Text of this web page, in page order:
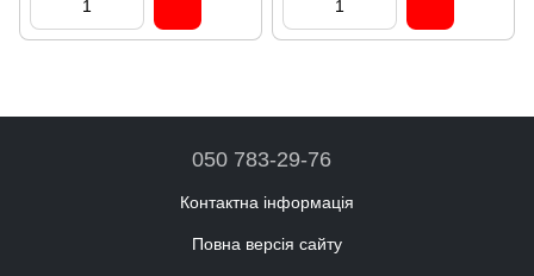
050 783-29-76
Контактна інформація
Повна версія сайту